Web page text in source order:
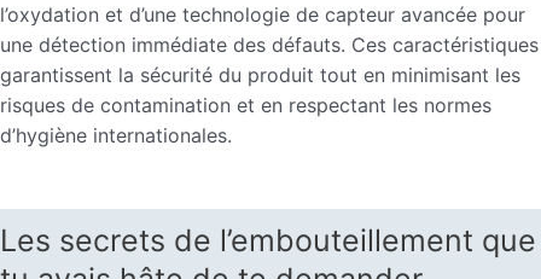
l’oxydation et d’une technologie de capteur avancée pour
une détection immédiate des défauts. Ces caractéristiques
garantissent la sécurité du produit tout en minimisant les
risques de contamination et en respectant les normes
d’hygiène internationales.
Les secrets de l’embouteillement que